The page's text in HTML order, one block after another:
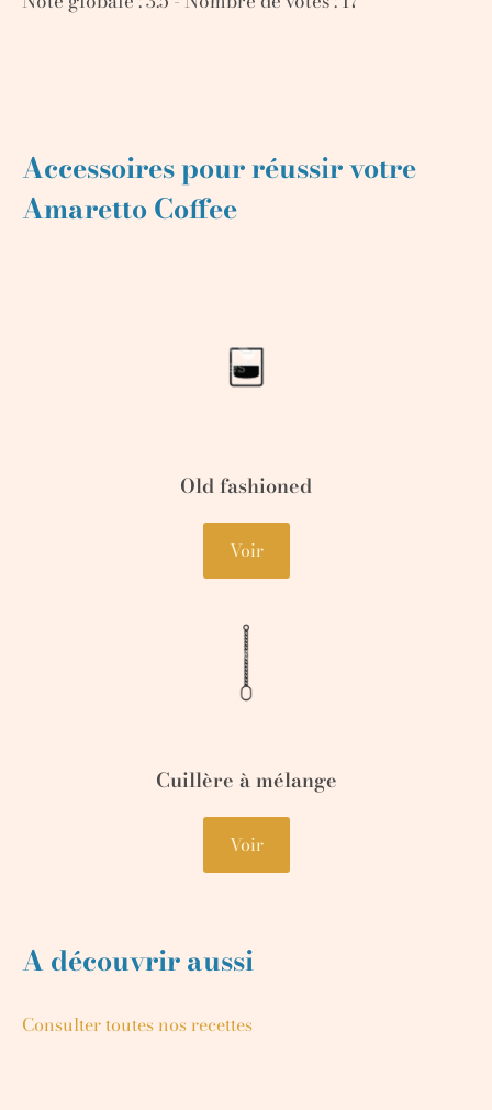
Accessoires pour réussir votre
Amaretto Coffee
Old fashioned
Voir
Cuillère à mélange
Voir
A découvrir aussi
Consulter toutes nos recettes